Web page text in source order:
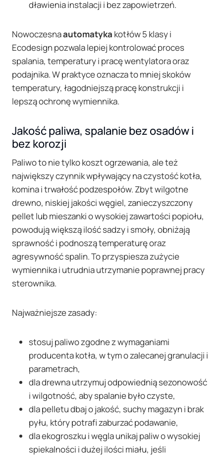
dławienia instalacji i bez zapowietrzeń.
Nowoczesnaautomatyka kotłów 5 klasy i
Ecodesign pozwala lepiej kontrolować proces
spalania, temperatury i pracę wentylatora oraz
podajnika. W praktyce oznacza to mniej skoków
temperatury, łagodniejszą pracę konstrukcji i
lepszą ochronę wymiennika.
Jakość paliwa, spalanie bez osadów i
bez korozji
Paliwo to nie tylko koszt ogrzewania, ale też
największy czynnik wpływający na czystość kotła,
komina i trwałość podzespołów. Zbyt wilgotne
drewno, niskiej jakości węgiel, zanieczyszczony
pellet lub mieszanki o wysokiej zawartości popiołu,
powodują większą ilość sadzy i smoły, obniżają
sprawność i podnoszą temperaturę oraz
agresywność spalin. To przyspiesza zużycie
wymiennika i utrudnia utrzymanie poprawnej pracy
sterownika.
Najważniejsze zasady:
stosuj paliwo zgodne z wymaganiami
producenta kotła, w tym o zalecanej granulacji i
parametrach,
dla drewna utrzymuj odpowiednią sezonowość
i wilgotność, aby spalanie było czyste,
dla pelletu dbaj o jakość, suchy magazyn i brak
pyłu, który potrafi zaburzać podawanie,
dla ekogroszku i węgla unikaj paliw o wysokiej
spiekalności i dużej ilości miału, jeśli